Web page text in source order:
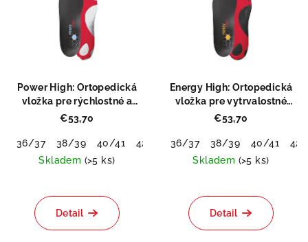
Power High: Ortopedická
vložka pre rýchlostné a
silové športy
€53,70
36/37 38/39 40/41 42/43 44/45
46/48
Skladem (>5 ks)
hodnotenie
produktu
Detail
Energy High: Ortopedická
vložka pre vytrvalostné
športy
€53,70
36/37 38/39 40/41
42/
Skladem (>5 ks)
Detail